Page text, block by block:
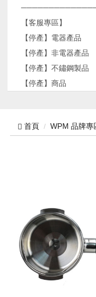
【客服專區】
【停產】電器產品
【停產】非電器產品
【停產】不鏽鋼製品
【停產】商品
首頁 WPM 品牌專